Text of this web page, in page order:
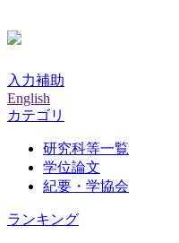
入力補助
English
カテゴリ
研究科等一覧
学位論文
紀要・学協会
ランキング